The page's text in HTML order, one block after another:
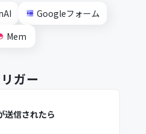
Googleフォーム
Mem
ガー
送信されたら